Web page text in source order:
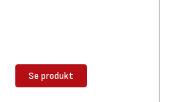
Se produkt